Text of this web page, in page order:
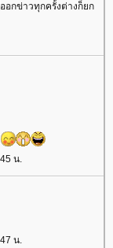
อกข่าวทุกครั้งต่างก็ยก
น.
น.